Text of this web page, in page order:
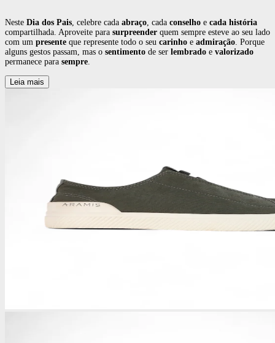
Neste Dia dos Pais, celebre cada abraço, cada conselho e cada história
compartilhada. Aproveite para surpreender quem sempre esteve ao seu lado
com um presente que represente todo o seu carinho e admiração. Porque
alguns gestos passam, mas o sentimento de ser lembrado e valorizado
permanece para sempre.
Leia mais